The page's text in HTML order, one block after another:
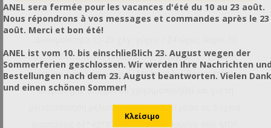
ανοξείδωτα ταψιά εναπόθεσης γύρης με 10 ξύλινες
σίτες για εύκολο χειρισμό. Με πορτάκι, θερμοστάτη κι
ανεμιστήρα. Μπορεί να χρησιμοποιηθεί και για τη
ρευστοποίηση μελιού που έχει πήξει μέσα σε δοχεία.
Διαστάσεις 61*42*87cm, κατασκευασμένο από MDF.
ANEL sera fermée pour les vacances d'été du 10 au 23 août.
Nous répondrons à vos messages et commandes après le 23
août. Merci et bon été!
ANEL ist vom 10. bis einschließlich 23. August wegen der
Sommerferien geschlossen. Wir werden Ihre Nachrichten
Bestellungen nach dem 23. August beantworten. Vielen Dank
und einen schönen Sommer!